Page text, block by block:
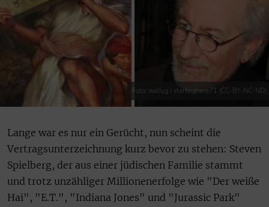
Foto: wallyg / startinghere71 (CC-BY-NC-ND)
Lange war es nur ein Gerücht, nun scheint die
Vertragsunterzeichnung kurz bevor zu stehen: Steven
Spielberg, der aus einer jüdischen Familie stammt
und trotz unzähliger Millionenerfolge wie "Der weiße
Hai", "E.T.", "Indiana Jones" und "Jurassic Park"